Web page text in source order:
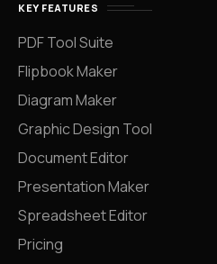
KEY FEATURES
PDF Tool Suite
Flipbook Maker
Diagram Maker
Graphic Design Tool
Document Editor
Presentation Maker
Spreadsheet Editor
Pricing